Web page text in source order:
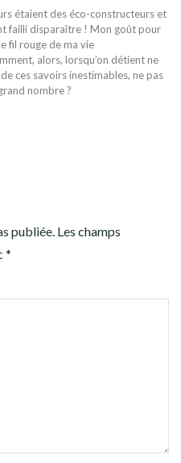
étaient des éco-constructeurs et
failli disparaître ! Mon goût pour
fil rouge de ma vie
alors, lorsqu’on détient ne
ces savoirs inestimables, ne pas
nombre ?
publiée. Les champs
*